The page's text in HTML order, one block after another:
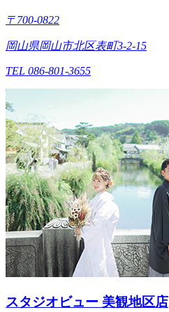
〒700-0822
岡山県岡山市北区表町3-2-15
TEL 086-801-3655
スタジオビュー 美観地区店